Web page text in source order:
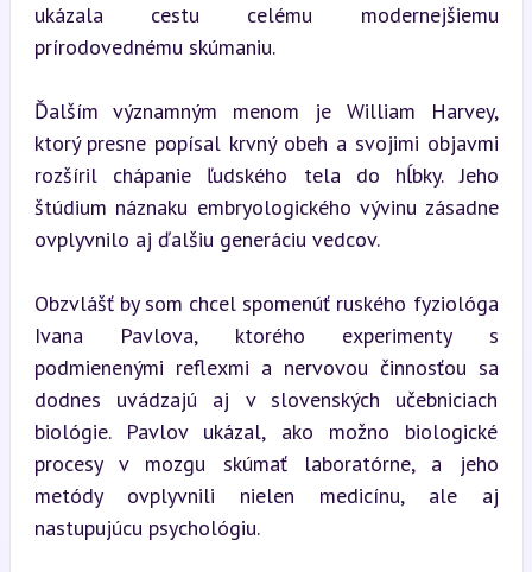
ukázala cestu celému modernejšiemu
prírodovednému skúmaniu.
Ďalším významným menom je William Harvey,
ktorý presne popísal krvný obeh a svojimi objavmi
rozšíril chápanie ľudského tela do hĺbky. Jeho
štúdium náznaku embryologického vývinu zásadne
ovplyvnilo aj ďalšiu generáciu vedcov.
Obzvlášť by som chcel spomenúť ruského fyziológa
Ivana Pavlova, ktorého experimenty s
podmienenými reflexmi a nervovou činnosťou sa
dodnes uvádzajú aj v slovenských učebniciach
biológie. Pavlov ukázal, ako možno biologické
procesy v mozgu skúmať laboratórne, a jeho
metódy ovplyvnili nielen medicínu, ale aj
nastupujúcu psychológiu.